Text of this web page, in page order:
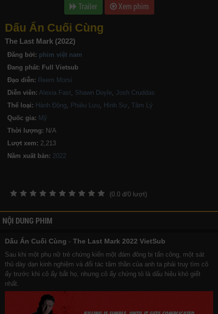
Trailer Xem phim
Dấu Ấn Cuối Cùng
The Last Mark (2022)
Đăng bởi: phim việt nam
Đang phát: Full Vietsub
Đạo diễn: Reem Morsi
Diễn viên: Alexia Fast, Shawn Doyle, Josh Cruddas
Thể loại: Hành Động, Phiêu Lưu, Hình Sự, Tâm Lý
Quốc gia: Mỹ
Thời lượng: N/A
Lượt xem: 2,213
Năm xuất bản:
(0.0 đ/0 lượt)
NỘI DUNG PHIM
Dấu Ấn Cuối Cùng - The Last Mark 2022 VietSub
Sau khi một phụ nữ trẻ chứng kiến một đám đông bị tấn công, một sát
thủ dày dạn kinh nghiệm và đối tác tâm thần của anh ta phải truy tìm cô
ấy trước khi cô ấy bắt họ, nhưng cô ấy chứng tỏ là dấu hiệu khó giết
nhất.